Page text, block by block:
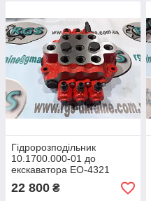
Гідророзподільник
10.1700.000-01 до
екскаватора ЕО-4321
22 800 ₴